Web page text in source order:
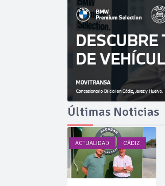
Últimas Noticias
ACTUALIDAD CÁDIZ